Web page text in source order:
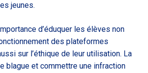
jeunes.
d’éduquer les élèves non
des plateformes
sur l’éthique de leur utilisation. La
blague et commettre une infraction